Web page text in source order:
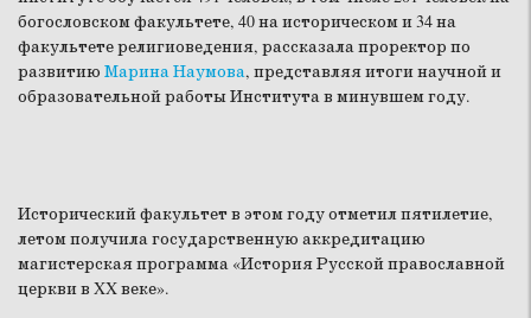
богословском факультете, 40 на историческом и 34 на
факультете религиоведения, рассказала проректор по
развитию Марина Наумова, представляя итоги научной и
образовательной работы Института в минувшем году.
Исторический факультет в этом году отметил пятилетие,
летом получила государственную аккредитацию
магистерская программа «История Русской православной
церкви в XX веке».